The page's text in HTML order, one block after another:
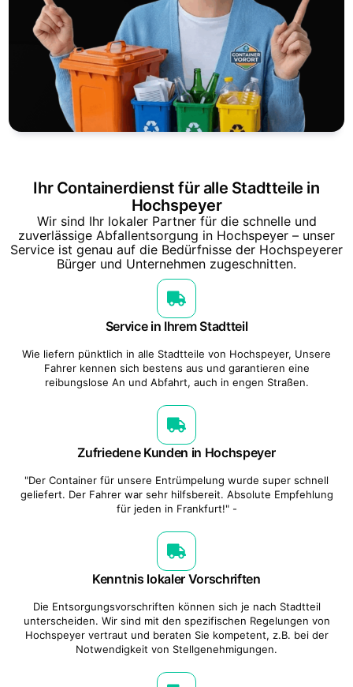
Ihr Containerdienst für alle Stadtteile in
Hochspeyer
Wir sind Ihr lokaler Partner für die schnelle und
zuverlässige Abfallentsorgung in Hochspeyer – unser
Service ist genau auf die Bedürfnisse der Hochspeyerer
Bürger und Unternehmen zugeschnitten.
Service in Ihrem Stadtteil
Wie liefern pünktlich in alle Stadtteile von Hochspeyer, Unsere
Fahrer kennen sich bestens aus und garantieren eine
reibungslose An und Abfahrt, auch in engen Straßen.
Zufriedene Kunden in Hochspeyer
"Der Container für unsere Entrümpelung wurde super schnell
geliefert. Der Fahrer war sehr hilfsbereit. Absolute Empfehlung
für jeden in Frankfurt!" -
Kenntnis lokaler Vorschriften
Die Entsorgungsvorschriften können sich je nach Stadtteil
unterscheiden. Wir sind mit den spezifischen Regelungen von
Hochspeyer vertraut und beraten Sie kompetent, z.B. bei der
Notwendigkeit von Stellgenehmigungen.